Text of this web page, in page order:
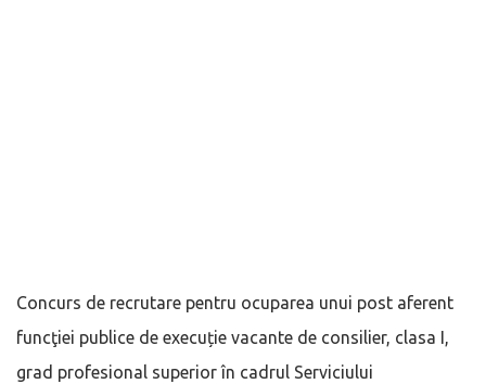
Concurs de recrutare pentru ocuparea unui post aferent
funcţiei publice de execuție vacante de consilier, clasa I,
grad profesional superior în cadrul Serviciului